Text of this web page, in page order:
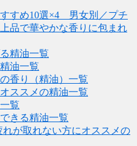
すめ10選×4 男女別／プチ
品で華やかな香りに包まれ
精油一覧
油一覧
香り（精油）一覧
ススメの精油一覧
覧
きる精油一覧
が取れない方にオススメの